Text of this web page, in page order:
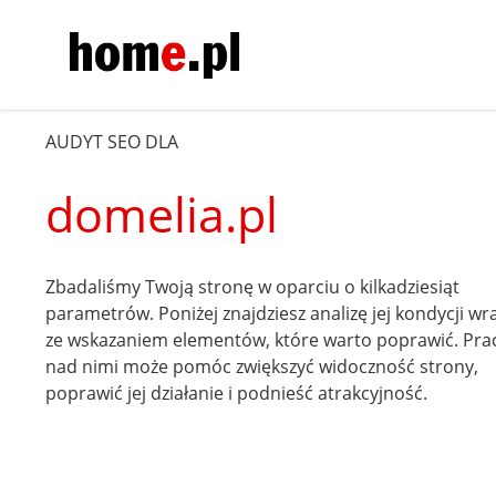
AUDYT SEO DLA
domelia.pl
Zbadaliśmy Twoją stronę w oparciu o kilkadziesiąt
parametrów. Poniżej znajdziesz analizę jej kondycji
ze wskazaniem elementów, które warto poprawić.
nad nimi może pomóc zwiększyć widoczność strony,
poprawić jej działanie i podnieść atrakcyjność.